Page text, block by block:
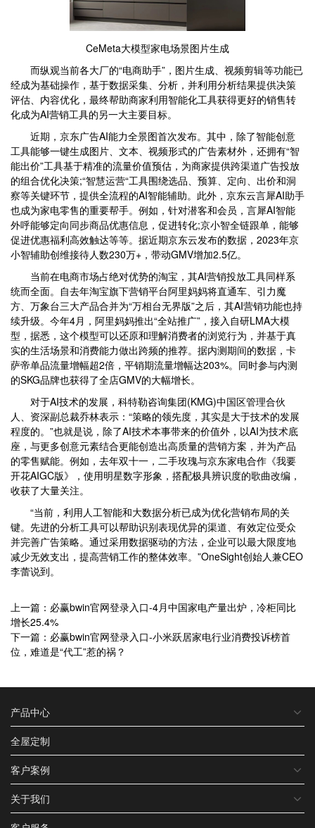
CeMeta大模型家电场景图片生成
而纵观当前各大厂的“电商助手”，图片生成、视频剪辑等功能已
经成为基础操作，基于数据采集、分析，并利用分析结果提供决策
评估、内容优化，最终帮助商家利用智能化工具获得更好的销售转
化成为AI营销工具的另一大主要目标。
近期，京东广告AI能力全景图首次发布。其中，除了智能创意
工具能够一键生成图片、文本、视频形式的广告素材外，还拥有“智
能出价”工具基于精准的流量价值预估，为商家提供跨渠道广告投放
的组合优化决策;“智慧运营“工具围绕选品、预算、定向、出价和洞
察等关键环节，提供全流程的AI智能辅助。此外，京东云言犀AI助手
也成为家电零售的重要帮手。例如，针对潜客和会员，言犀AI智能
外呼能够定向同步商品优惠信息，促进转化;京小智全链跟单，能够
促进优惠福利高效触达等等。据近期京东云发布的数据，2023年京
小智辅助创维接待人数230万+，带动GMV增加2.5亿。
当前在电商市场占绝对优势的淘宝，其AI营销投放工具同样系
统而全面。自去年淘宝旗下营销平台阿里妈妈将直通车、引力魔
方、万象台三大产品合并为“万相台无界版”之后，其AI营销功能也持
续升级。今年4月，阿里妈妈推出“全站推广”，接入自研LMA大模
型，据悉，这个模型可以还原和理解消费者的浏览行为，并基于真
实的生活场景和消费能力做出跨频的推荐。据内测期间的数据，卡
萨帝单品流量增幅超2倍，平销期流量增幅达203%。同时参与内测
的SKG品牌也获得了全店GMV的大幅增长。
对于AI技术的发展，科特勒咨询集团(KMG)中国区管理合伙
人、资深副总裁乔林表示：“策略的领先度，其实是大于技术的发展
程度的。”也就是说，除了AI技术本事带来的价值外，以AI为技术底
座，与更多创意元素结合更能创造出高质量的营销方案，并为产品
的零售赋能。例如，去年双十一，二手玫瑰与京东家电合作《我要
开花AIGC版》，使用明星数字形象，搭配极具辨识度的歌曲改编，
收获了大量关注。
“当前，利用人工智能和大数据分析已成为优化营销布局的关
键。先进的分析工具可以帮助识别表现优异的渠道、有效定位受众
并完善广告策略。通过采用数据驱动的方法，企业可以最大限度地
减少无效支出，提高营销工作的整体效率。”OneSight创始人兼CEO
李蕾说到。
上一篇：必赢bwin官网登录入口-4月中国家电产量出炉，冷柜同比
增长25.4%
下一篇：必赢bwin官网登录入口-小米跃居家电行业消费投诉榜首
位，难道是“代工”惹的祸？
产品中心
全屋定制
客户案例
关于我们